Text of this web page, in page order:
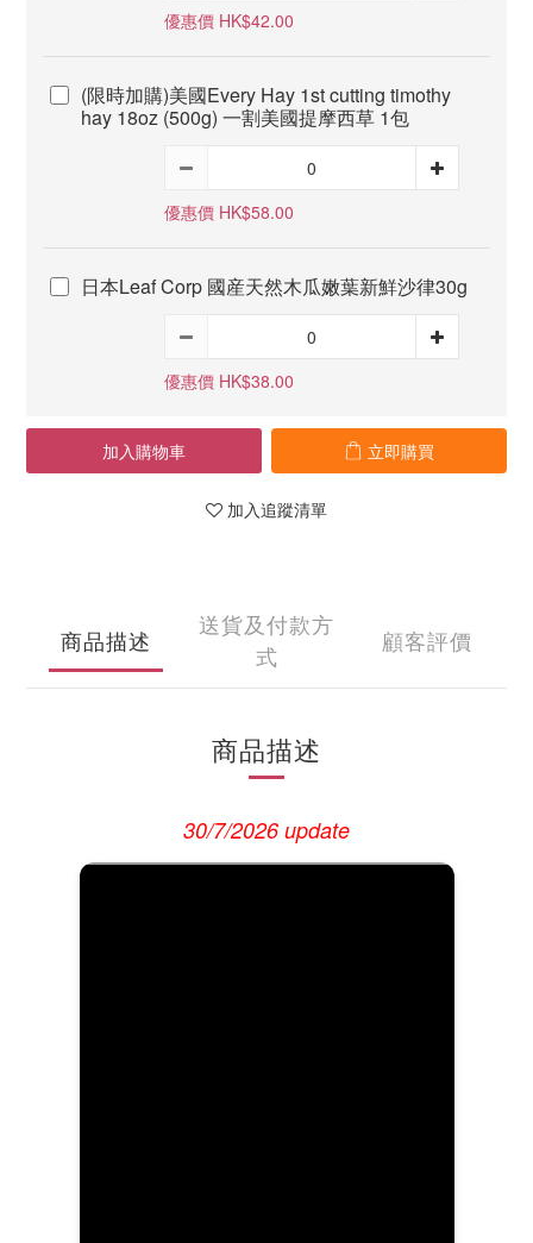
優惠價 HK$42.00
(限時加購)美國Every Hay 1st cutting timothy
hay 18oz (500g) 一割美國提摩西草 1包
優惠價 HK$58.00
日本Leaf Corp 國産天然木瓜嫩葉新鮮沙律30g
優惠價 HK$38.00
加入購物車 立即購買
加入追蹤清單
商品描述
送貨及付款方
式
顧客評價
商品描述
30/7/2026 update